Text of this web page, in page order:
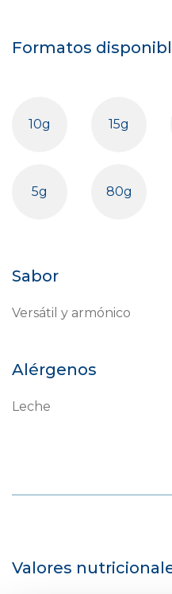
Formatos
10g 15g
5g 80g
Sabor
Versátil y armónico
Alérgenos
Leche
Valores